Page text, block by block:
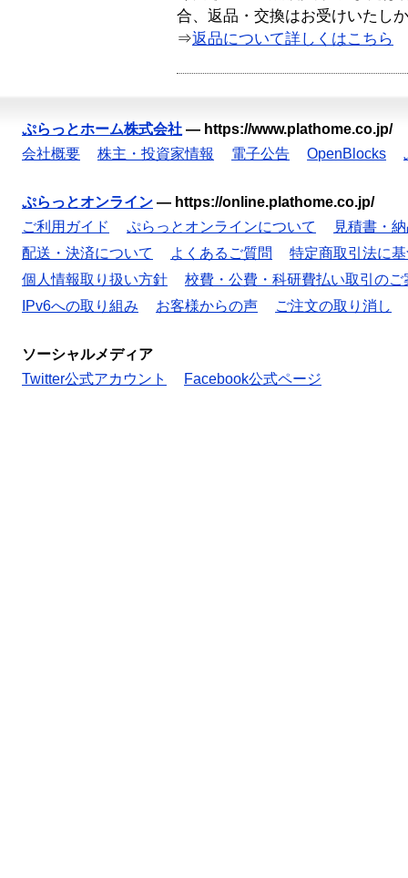
合、返品・交換はお受けいたし
⇒返品について詳しくはこちら
ぷらっとホーム株式会社 — https://www.plathome.co.jp/
会社概要
株主・投資家情報 電子公告 OpenBlocks
ぷらっとオンライン — https://online.plathome.co.jp/
ご利用ガイド
ぷらっとオンラインについて
見積書・
配送・決済について
よくあるご質問
特定商取引法に
個人情報取り扱い方針
校費・公費・科研費払い取引のご
IPv6への取り組み
お客様からの声 ご注文の取り消し
ソーシャルメディア
Twitter公式アカウント
Facebook公式ページ